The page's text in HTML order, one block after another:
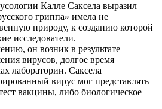
Калле Саксела выразил
гриппа» имела не
природу, к созданию которой
исследователи.
он возник в результате
вирусов, долгое время
лаборатории. Саксела
вирус мог представлять
вакцины, либо биологическое